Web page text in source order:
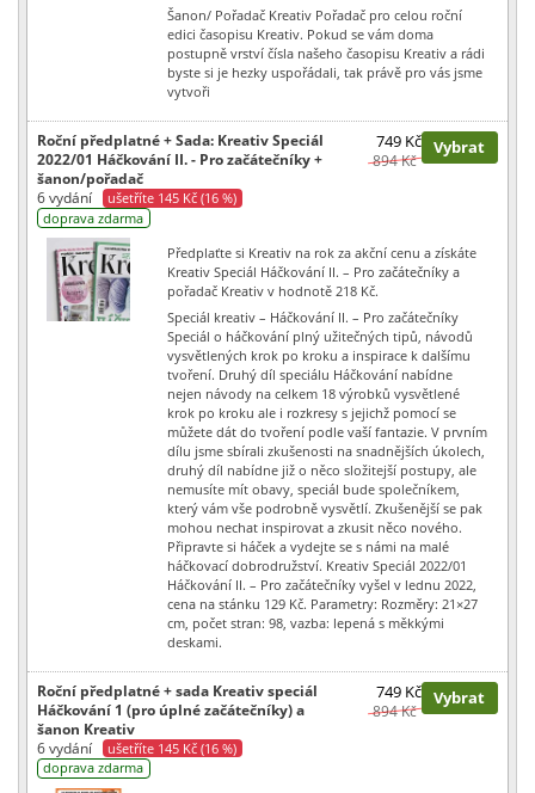
Šanon/ Pořadač Kreativ Pořadač pro celou roční
edici časopisu Kreativ. Pokud se vám doma
postupně vrství čísla našeho časopisu Kreativ a rádi
byste si je hezky uspořádali, tak právě pro vás jsme
vytvoři
Roční předplatné + Sada: Kreativ Speciál
2022/01 Háčkování II. - Pro začátečníky +
šanon/pořadač
6 vydání
ušetříte 145 Kč (16 %)
doprava zdarma
749 Kč
894 Kč
Vybrat
Předplaťte si Kreativ na rok za akční cenu a získáte
Kreativ Speciál Háčkování II. – Pro začátečníky a
pořadač Kreativ v hodnotě 218 Kč.
Speciál kreativ – Háčkování II. – Pro začátečníky
Speciál o háčkování plný užitečných tipů, návodů
vysvětlených krok po kroku a inspirace k dalšímu
tvoření. Druhý díl speciálu Háčkování nabídne
nejen návody na celkem 18 výrobků vysvětlené
krok po kroku ale i rozkresy s jejichž pomocí se
můžete dát do tvoření podle vaší fantazie. V prvním
dílu jsme sbírali zkušenosti na snadnějších úkolech,
druhý díl nabídne již o něco složitejší postupy, ale
nemusíte mít obavy, speciál bude společníkem,
který vám vše podrobně vysvětlí. Zkušenější se pak
mohou nechat inspirovat a zkusit něco nového.
Připravte si háček a vydejte se s námi na malé
háčkovací dobrodružství. Kreativ Speciál 2022/01
Háčkování II. – Pro začátečníky vyšel v lednu 2022,
cena na stánku 129 Kč. Parametry: Rozměry: 21×27
cm, počet stran: 98, vazba: lepená s měkkými
deskami.
Roční předplatné + sada Kreativ speciál
Háčkování 1 (pro úplné začátečníky) a
šanon Kreativ
6 vydání
ušetříte 145 Kč (16 %)
doprava zdarma
749 Kč
894 Kč
Vybrat